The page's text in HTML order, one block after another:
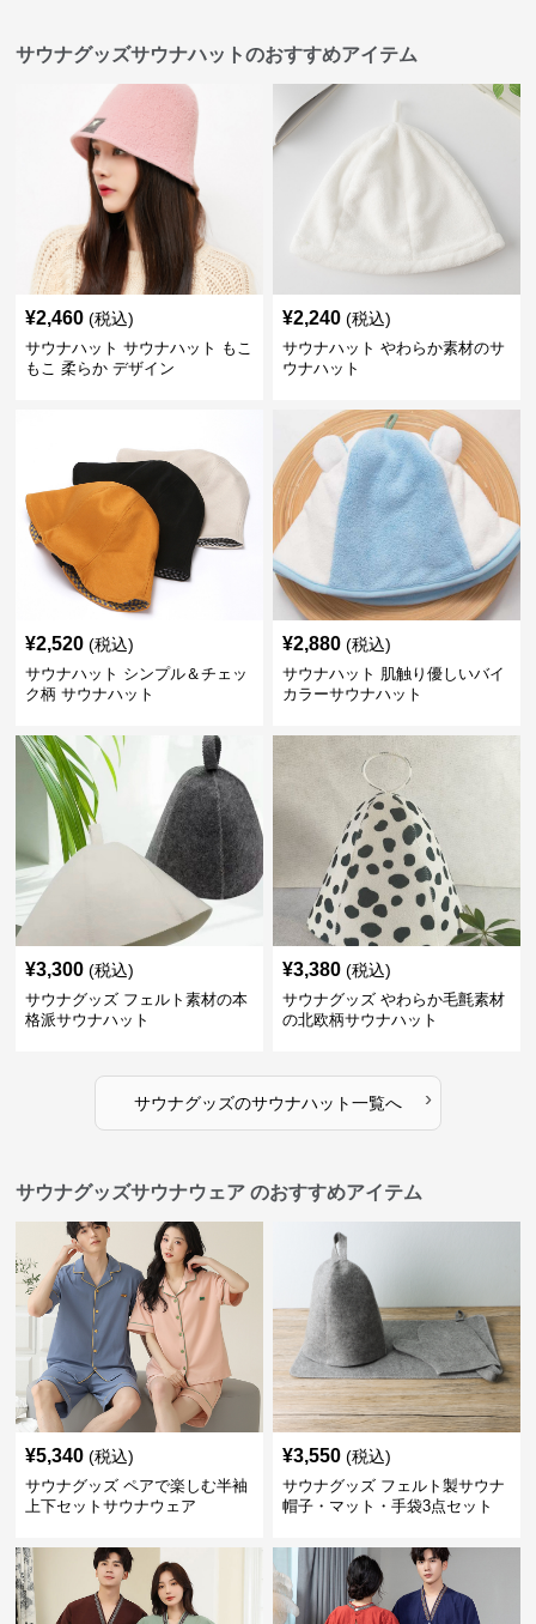
サウナグッズサウナハットのおすすめアイテム
¥2,460 (税込)
サウナハット サウナハット もこ
もこ 柔らか デザイン
¥2,240 (税込)
サウナハット やわらか素材のサ
ウナハット
¥2,520 (税込)
サウナハット シンプル＆チェッ
ク柄 サウナハット
¥2,880 (税込)
サウナハット 肌触り優しいバイ
カラーサウナハット
¥3,300 (税込)
サウナグッズ フェルト素材の本
格派サウナハット
¥3,380 (税込)
サウナグッズ やわらか毛氈素材
の北欧柄サウナハット
サウナグッズのサウナハット一覧へ ›
サウナグッズサウナウェア のおすすめアイテム
¥5,340 (税込)
サウナグッズ ペアで楽しむ半袖
上下セットサウナウェア
¥3,550 (税込)
サウナグッズ フェルト製サウナ
帽子・マット・手袋3点セット